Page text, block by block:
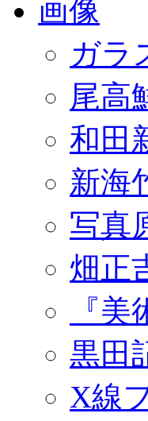
画像
ガラ
尾高
和田
新海
写真
畑正
『
黒田
X線